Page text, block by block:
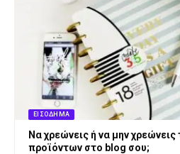
ΕΙΣΌΔΗΜΑ
Να χρεώνεις ή να μην χρεώνεις
προϊόντων στο blog σου;